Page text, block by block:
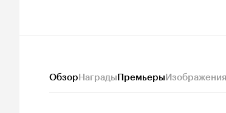
ОбзорНаградыПремьерыИзображения